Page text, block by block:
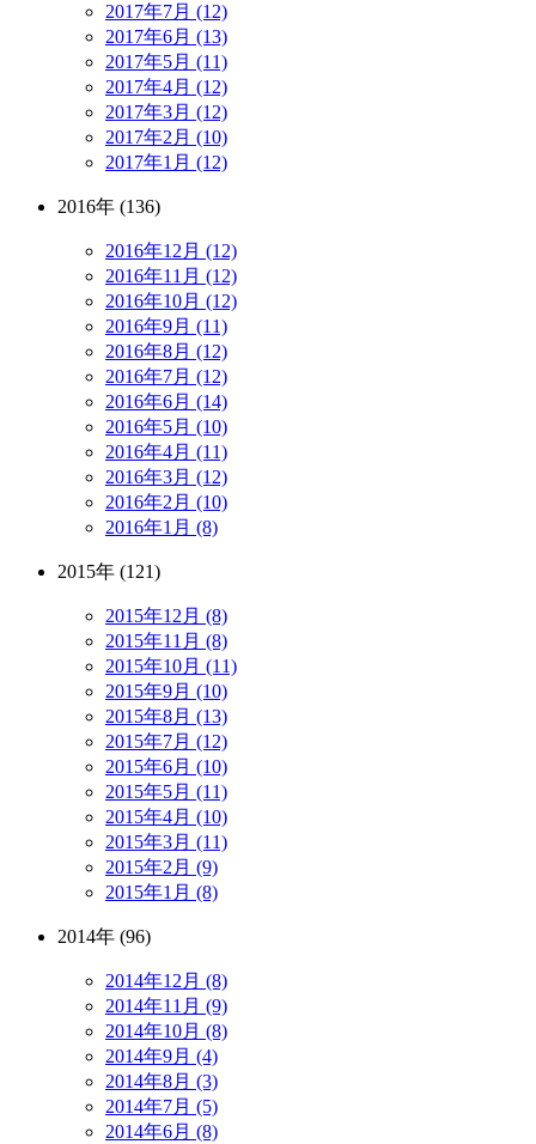
2017年7月 (12)
2017年6月 (13)
2017年5月 (11)
2017年4月 (12)
2017年3月 (12)
2017年2月 (10)
2017年1月 (12)
2016年 (136)
2016年12月 (12)
2016年11月 (12)
2016年10月 (12)
2016年9月 (11)
2016年8月 (12)
2016年7月 (12)
2016年6月 (14)
2016年5月 (10)
2016年4月 (11)
2016年3月 (12)
2016年2月 (10)
2016年1月 (8)
2015年 (121)
2015年12月 (8)
2015年11月 (8)
2015年10月 (11)
2015年9月 (10)
2015年8月 (13)
2015年7月 (12)
2015年6月 (10)
2015年5月 (11)
2015年4月 (10)
2015年3月 (11)
2015年2月 (9)
2015年1月 (8)
2014年 (96)
2014年12月 (8)
2014年11月 (9)
2014年10月 (8)
2014年9月 (4)
2014年8月 (3)
2014年7月 (5)
2014年6月 (8)